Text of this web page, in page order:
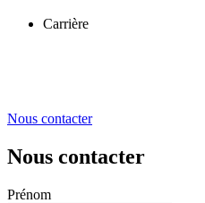
Carrière
Nous contacter
Nous contacter
Prénom